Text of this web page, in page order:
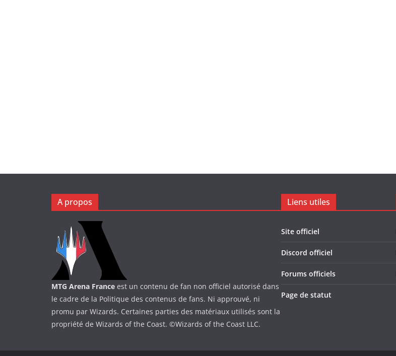
A propos
MTG Arena France est un contenu de fan non officiel autorisé dans
le cadre de la Politique des contenus de fans. Ni approuvé, ni
promu par Wizards. Certaines parties des matériaux utilisés sont la
propriété de Wizards of the Coast. ©Wizards of the Coast LLC.
Liens utiles
Site officiel
Discord officiel
Forums officiels
Page de statut